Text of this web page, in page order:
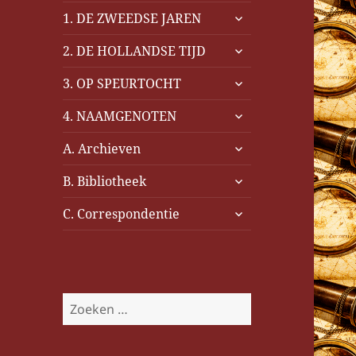
1. DE ZWEEDSE JAREN
submenu
2. DE HOLLANDSE TIJD
submenu
3. OP SPEURTOCHT
submenu
4. NAAMGENOTEN
submenu
A. Archieven
submenu
B. Bibliotheek
submenu
C. Correspondentie
submenu
Z
o